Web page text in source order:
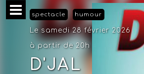
spectacle humour
Le samedi 28 février 2026
à partir de 20h
D'JAL